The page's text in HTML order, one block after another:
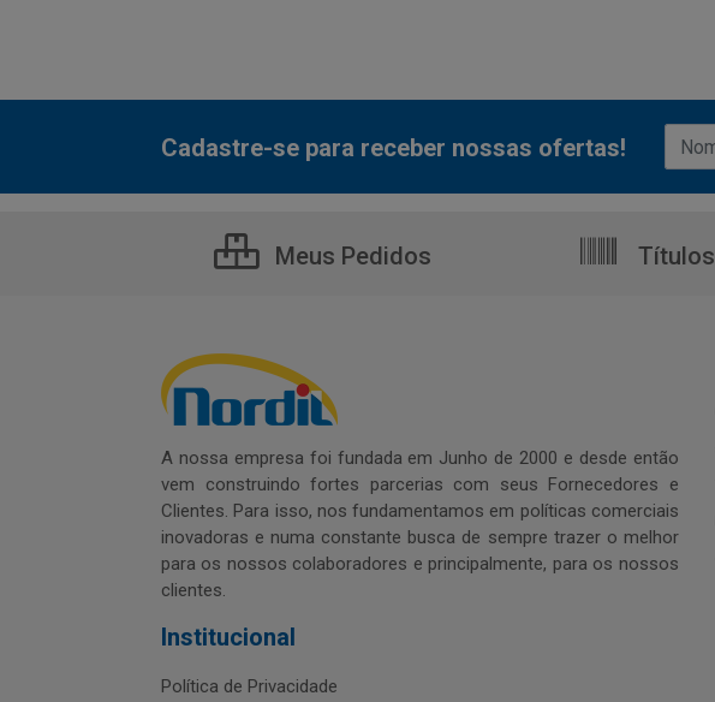
Cadastre-se para receber nossas ofertas!
Meus Pedidos Títulos
A nossa empresa foi fundada em Junho de 2000 e desde então
vem construindo fortes parcerias com seus Fornecedores e
Clientes. Para isso, nos fundamentamos em políticas comerciais
inovadoras e numa constante busca de sempre trazer o melhor
para os nossos colaboradores e principalmente, para os nossos
clientes.
Institucional
Política de Privacidade